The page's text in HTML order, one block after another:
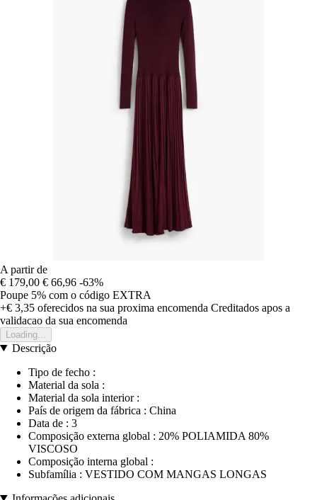
A partir de
€ 179,00 € 66,96 -63%
Poupe 5% com o código EXTRA
+€ 3,35 oferecidos na sua proxima encomenda Creditados apos a
validacao da sua encomenda
Loading...
Descrição
Tipo de fecho :
Material da sola :
Material da sola interior :
País de origem da fábrica : China
Data de : 3
Composição externa global : 20% POLIAMIDA 80%
VISCOSO
Composição interna global :
Subfamília : VESTIDO COM MANGAS LONGAS